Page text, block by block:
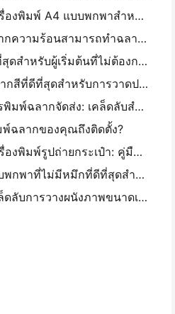
คุณต้องการเครื่องพิมพ์ A4 แบบพกพาสำหรับใบแจ้งหนี้คลังสินค้าหรือไม่? สิ่งที่ทํางานจริง
เครื่องพิมพ์ฉลากความร้อนสามารถทำฉลากกันน้ำสำหรับผลิตภัณฑ์ธุรกิจขนาดเล็กได้หรือไม่?
กล้องทันทีที่ดีที่สุดสําหรับผู้เริ่มต้นที่ไม่ต้องการเสียกระดาษ
เครื่องสร้างฉลากสีที่ดีที่สุดสําหรับการวาดประกาศและการสครัปบูก: เพิ่มสีเพิ่มเติมในทุกหน้า
เขียนมือกับการพิมพ์ฉลากจัดส่ง: เคล็ดลับสําหรับธุรกิจขนาดเล็กในปี 2026
พ์ฉลากของคุณถึงติดตั้ง?
วิธีการเลือกเครื่องพิมพ์รูปถ่ายกระเป๋า: คู่มือที่สมบูรณ์สําหรับผู้ใช้วารสาร, การเดินทาง, และ iPhone
เครื่องพิมพ์แบบพกพาที่ไม่มีหมึกที่ดีที่สุดสําหรับการเดินทาง, โรงเรียน, และงานมือถือ: Hanin MT620 Pro รีวิว
แนวคิดและเคล็ดลับการวางผนังภาพขนาดเล็กสำหรับการตกแต่งห้องนอนและห้องพัก